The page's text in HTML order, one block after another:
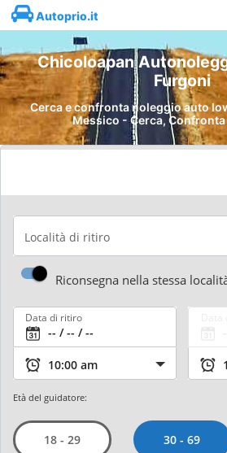
Autoprio.it
Chicoloapan
Furgoni
Cerca e confronta noleggio auto
Messico - Cerca, Confronta
Località di ritiro
Riconsegna nella stessa
Data di ritiro
Età del guidatore:
18 - 29 30 - 69